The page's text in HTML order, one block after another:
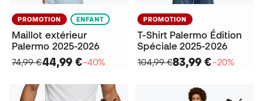
PROMOTION ENFANT
Maillot extérieur
Palermo 2025-2026
74,99 €44,99 €−40%
PROMOTION
T-Shirt Palermo Édition
Spéciale 2025-2026
104,99 €83,99 €−20%